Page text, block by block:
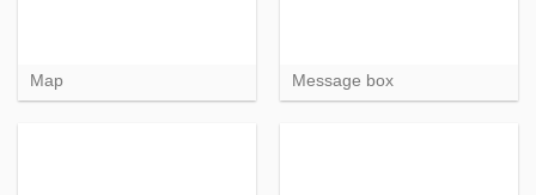
Map Message box